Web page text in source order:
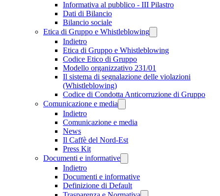
Informativa al pubblico - III Pilastro
Dati di Bilancio
Bilancio sociale
Etica di Gruppo e Whistleblowing
Indietro
Etica di Gruppo e Whistleblowing
Codice Etico di Gruppo
Modello organizzativo 231/01
Il sistema di segnalazione delle violazioni
(Whistleblowing)
Codice di Condotta Anticorruzione di Gruppo
Comunicazione e media
Indietro
Comunicazione e media
News
Il Caffè del Nord-Est
Press Kit
Documenti e informative
Indietro
Documenti e informative
Definizione di Default